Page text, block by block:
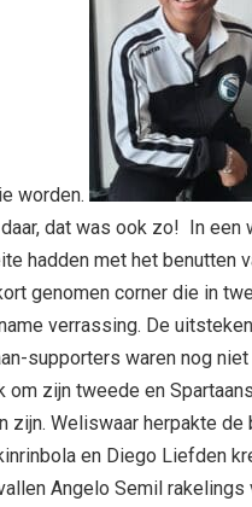
worden.
dat was ook zo! In
hadden met het benutten
genomen corner die in
verrassing. De
supporters waren nog
zijn tweede en
Weliswaar herpakte
en Diego
Angelo Semil rakelings